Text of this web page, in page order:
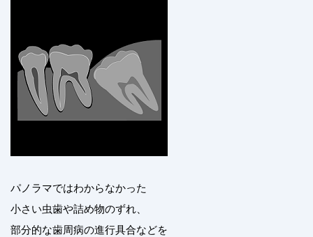
パノラマではわからなかった
小さい虫歯や詰め物のずれ、
部分的な歯周病の進行具合などを